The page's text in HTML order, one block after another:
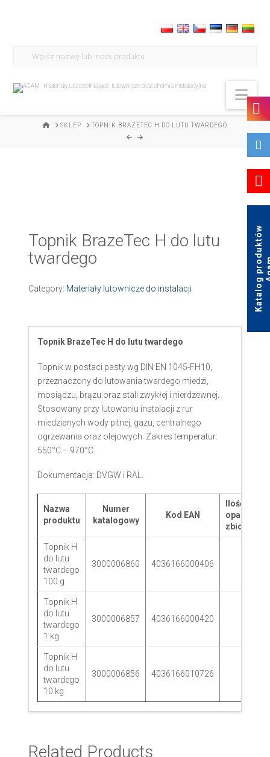
HOMESKLEP TOPNIK BRAZETEC H DO LUTU TWARDEGO
Topnik BrazeTec H do lutu
twardego
Category: Materiały lutownicze do instalacji
Topnik BrazeTec H do lutu twardego
Topnik w postaci pasty wg DIN EN 1045-FH10,
przeznaczony do lutowania twardego miedzi,
mosiądzu, brązu oraz stali zwykłej i nierdzewnej.
Stosowany przy lutowaniu instalacji z rur
miedzianych wody pitnej, gazu, centralnego
ogrzewania oraz olejowych. Zakres temperatur:
550°C – 970°C.
Dokumentacja: DVGW i RAL.
Nazwa
produktu
Numer
katalogowy
Kod EAN
Ilość w
zbiorczym
Topnik H
do lutu
twardego
100 g
3000006860 4036166000406
Topnik H
do lutu
twardego
1 kg
3000006857 4036166000420
Topnik H
do lutu
twardego
10 kg
3000006856 4036166010726
Related Products
K
a
t
a
l
o
g
p
r
o
d
u
k
t
ó
w
A
g
a